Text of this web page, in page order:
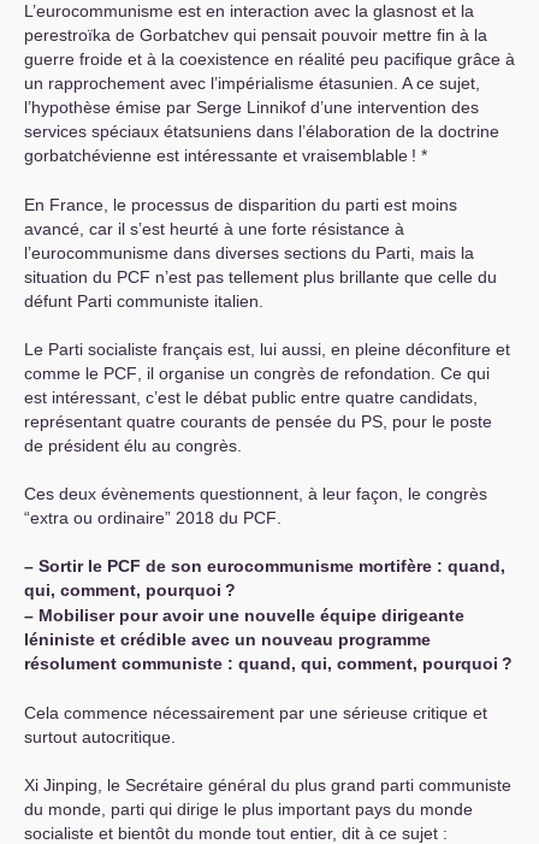
L’eurocommunisme est en interaction avec la glasnost et la
perestroïka de Gorbatchev qui pensait pouvoir mettre fin à la
guerre froide et à la coexistence en réalité peu pacifique grâce à
un rapprochement avec l’impérialisme étasunien. A ce sujet,
l’hypothèse émise par Serge Linnikof d’une intervention des
services spéciaux étatsuniens dans l’élaboration de la doctrine
gorbatchévienne est intéressante et vraisemblable ! *
En France, le processus de disparition du parti est moins
avancé, car il s’est heurté à une forte résistance à
l’eurocommunisme dans diverses sections du Parti, mais la
situation du PCF n’est pas tellement plus brillante que celle du
défunt Parti communiste italien.
Le Parti socialiste français est, lui aussi, en pleine déconfiture et
comme le PCF , il organise un congrès de refondation. Ce qui
est intéressant, c’est le débat public entre quatre candidats,
représentant quatre courants de pensée du PS , pour le poste
de président élu au congrès.
Ces deux évènements questionnent, à leur façon, le congrès
“extra ou ordinaire” 2018 du PCF
– Sortir le PCF de son eurocommunisme mortifère : quand,
qui, comment, pourquoi ?
– Mobiliser pour avoir une nouvelle équipe dirigeante
léniniste et crédible avec un nouveau programme
résolument communiste : quand, qui, comment, pourquoi ?
Cela commence nécessairement par une sérieuse critique et
surtout autocritique.
Xi Jinping, le Secrétaire général du plus grand parti communiste
du monde, parti qui dirige le plus important pays du monde
socialiste et bientôt du monde tout entier, dit à ce sujet :